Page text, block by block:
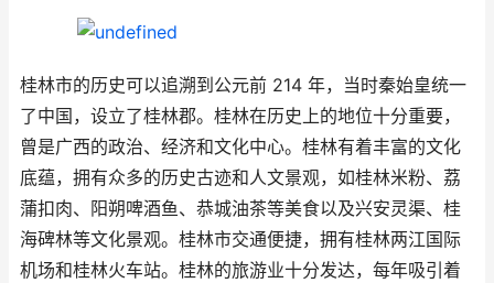
桂林市的历史可以追溯到公元前 214 年，当时秦始皇统一
了中国，设立了桂林郡。桂林在历史上的地位十分重要，
曾是广西的政治、经济和文化中心。桂林有着丰富的文化
底蕴，拥有众多的历史古迹和人文景观，如桂林米粉、荔
蒲扣肉、阳朔啤酒鱼、恭城油茶等美食以及兴安灵渠、桂
海碑林等文化景观。桂林市交通便捷，拥有桂林两江国际
机场和桂林火车站。桂林的旅游业十分发达，每年吸引着